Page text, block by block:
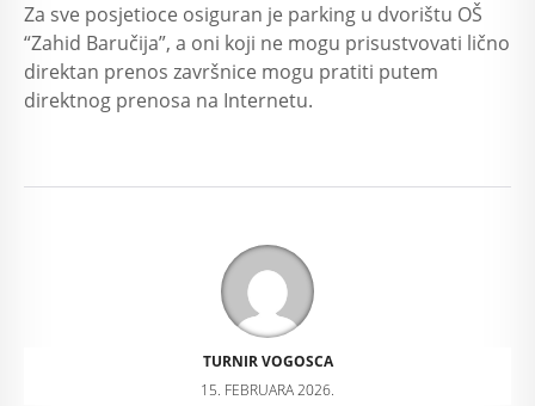
Za sve posjetioce osiguran je parking u dvorištu OŠ
“Zahid Baručija”, a oni koji ne mogu prisustvovati lično
direktan prenos završnice mogu pratiti putem
direktnog prenosa na Internetu.
TURNIR VOGOSCA
15. FEBRUARA 2026.